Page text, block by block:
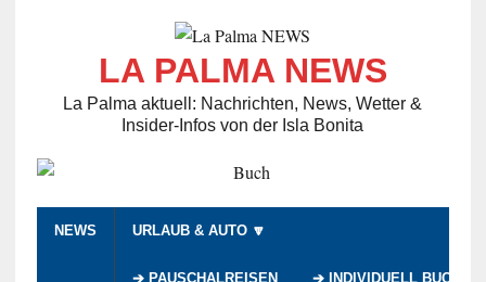
LA PALMA NEWS
La Palma aktuell: Nachrichten, News, Wetter &
Insider-Infos von der Isla Bonita
NEWS URLAUB & AUTO 🔽
➔ PAUSCHALREISEN ➔ INDIVIDUELL BUCHEN